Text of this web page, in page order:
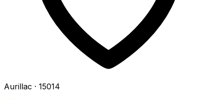
Aurillac · 15014